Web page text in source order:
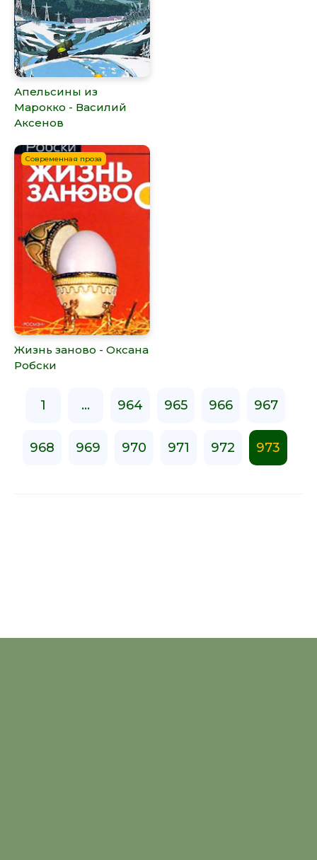
Апельсины из
Марокко - Василий
Аксенов
Современная проза
Жизнь заново - Оксана
Робски
1 ... 964 965 966 967
968 969 970 971 972 973